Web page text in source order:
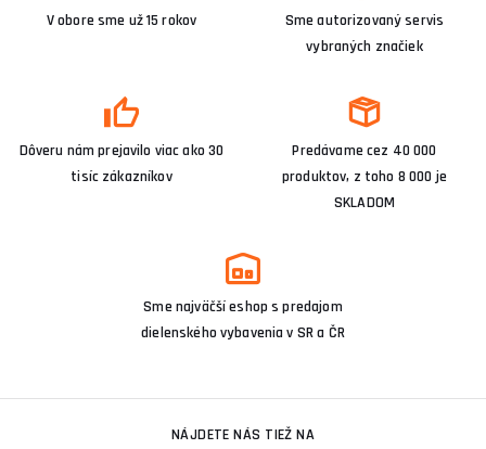
V obore sme už 15 rokov
Sme autorizovaný servis
vybraných značiek
Dôveru nám prejavilo viac ako 30
tisíc zákazníkov
Predávame cez 40 000
produktov, z toho 8 000 je
SKLADOM
Sme najväčší eshop s predajom
dielenského vybavenia v SR a ČR
NÁJDETE NÁS TIEŽ NA